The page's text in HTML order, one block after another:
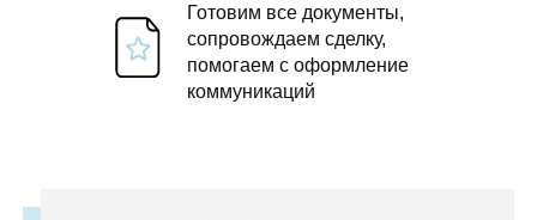
Готовим все документы,
сопровождаем сделку,
помогаем с оформление
коммуникаций